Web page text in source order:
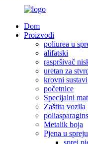
Dom
Proizvodi
poliurea u
alifatski
raspršivač
uretan za
krovni sustavi
početnice
Specijalni
Zaštita vozila
Metalik boja
Pjena u spreju
sprej